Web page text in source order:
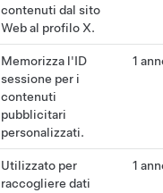
contenuti dal sito
Web al profilo X.
Memorizza l'ID
sessione per i
contenuti
pubblicitari
personalizzati.
1
Utilizzato per
raccogliere dati
1